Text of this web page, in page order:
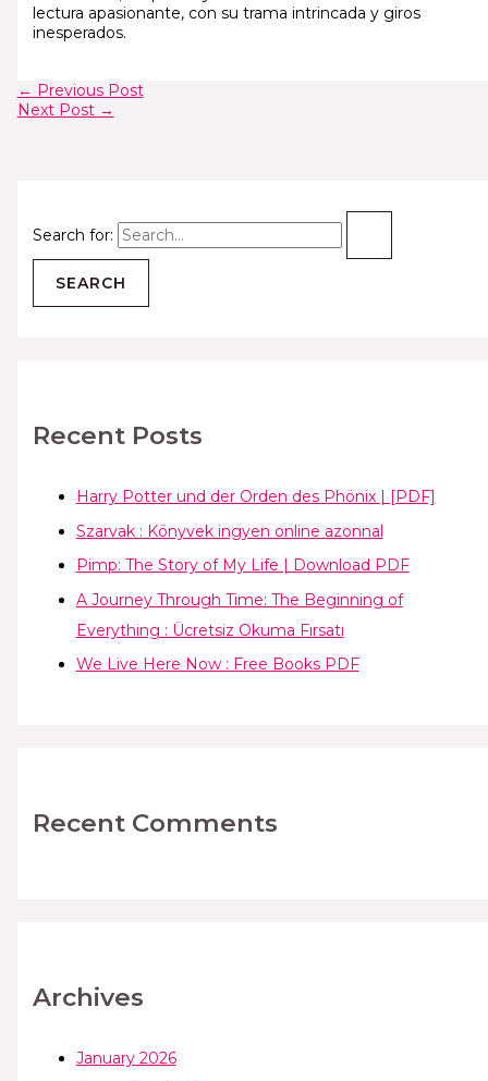
Search for:
Recent Posts
Harry Potter und der Orden des Phönix | [PDF]
Szarvak : Könyvek ingyen online azonnal
Pimp: The Story of My Life | Download PDF
A Journey Through Time: The Beginning of
Everything : Ücretsiz Okuma Fırsatı
We Live Here Now : Free Books PDF
Recent Comments
Archives
January 2026
lectura apasionante, con su trama intrincada y giros
inesperados.
← Previous Post
Next Post →